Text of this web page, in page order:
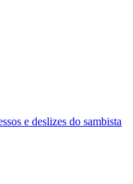
e deslizes do sambista